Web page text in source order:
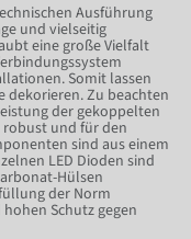
Ausführung
und vielseitig
eine große Vielfalt
Somit lassen
dekorieren. Zu beachten
der gekoppelten
und für den
sind aus einem
LED Dioden sind
Hülsen
der Norm
Schutz gegen